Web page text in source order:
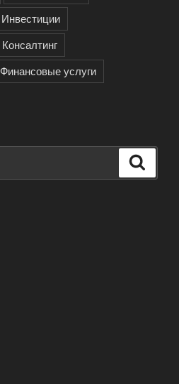
Инвестиции
Консалтинг
Финансовые услуги